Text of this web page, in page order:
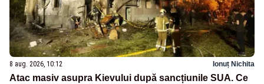
8 aug. 2026, 10:12 Ionuț Nichita
Atac masiv asupra Kievului după sancțiunile SUA. Ce